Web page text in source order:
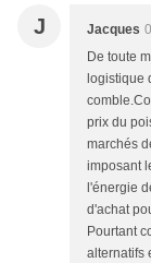
J Jacques
De toute
logistique
prix du
marchés
imposant
l'énergie
d'achat
Pourtant
alternatifs